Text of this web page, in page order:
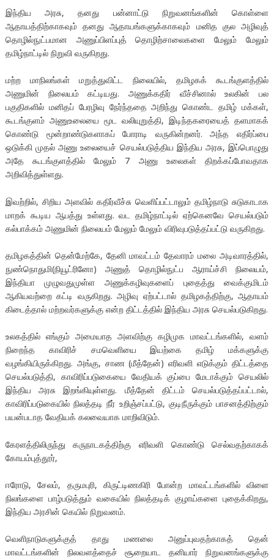
இந்திய அரசு, தனது பன்னாட்டு நிறுவனங்களின் கொள்ளை
ஆதாயத்திற்காகவும் தனது ஆதாயங்களுக்காகவும் மனித குல அழிவுத்
தொழில்நுட்பமான அணுப்பிளப்புத் தொழிற்சாலைகளை மேலும் மேலும்
தமிழ்நாட்டில் நிறுவி வருகிறது.
மற்ற மாநிலங்கள் மறுத்துவிட்ட நிலையில், தமிழகக் கூடங்குளத்தில்
அணுமின் நிலையம் கட்டியது. அணுக்கதிர் வீச்சினால் உலகின் பல
பகுதிகளில் மனிதப் பேரழிவு நேர்ந்ததை அறிந்து கொண்ட தமிழ் மக்கள்,
கூடங்குளம் அணுஉலையை மூட வலியுறுத்தி, இடிந்தகரையைத் தளமாகக்
கொண்டு மூன்றாண்டுகளாகப் போராடி வருகின்றனர். அந்த எதிர்ப்பை
ஒடுக்கி முதல் அணு உலையைச் செயல்படுத்திய இந்திய அரசு, இப்பொழுது
அதே கூடங்குளத்தில் மேலும் 7 அணு உலைகள் திறக்கப்போவதாக
அறிவித்துள்ளது.
இவற்றில், சிறிய அளவில் கதிர்வீச்சு வெளிப்பட்டாலும் தமிழ்நாடு சுடுகாடாக
மாறக் கூடிய ஆபத்து உள்ளது. வட தமிழ்நாட்டில் ஏற்கெனவே செயல்படும்
கல்பாக்கம் அணுமின் நிலையம் மேலும் மேலும் விரிவுபடுத்தப்பட்டு வருகிறது.
தமிழகத்தின் தென்மேற்கே, தேனி மாவட்டம் தேவாரம் மலை அடிவாரத்தில்,
நுண்நொதுமி(நியூட்ரினோ) அணுத் தொழில்நுட்ப ஆராய்ச்சி நிலையம்,
இந்தியா முழுவதுமுள்ள அணுக்கழிவுகளைப் புதைத்து வைக்குமிடம்
ஆகியவற்றை கட்டி வருகிறது. அழிவு ஏற்பட்டால் தமிழகத்திற்கு, ஆதாயம்
கிடைத்தால் மற்றவர்களுக்கு என்ற திட்டத்தில் இந்திய அரசு செயல்படுகிறது.
உலகத்தில் எங்கும் அமையாத அளவிற்கு கழிமுக மாவட்டங்களில், வளம்
நிறைந்த காவிரிச் சமவெளியை இயற்கை தமிழ் மக்களுக்கு
வழங்கியிருக்கிறது. அங்கு, சாண (மீத்தேன்) எரிவளி எடுக்கும் திட்டத்தை
செயல்படுத்தி, காவிரிப்படுகையை வேதியக் குப்பை மேடாக்கும் செயலில்
இந்திய அரசு இறங்கியுள்ளது. மீத்தேன் திட்டம் செயல்படுத்தப்பட்டால்,
காவிரிப்படுகையில் நிலத்தடி நீர் உறிஞ்சப்பட்டு, குடிநீருக்கும் பாசனத்திற்கும்
பயன்படாத வேதியக் கலவையாக மாறிவிடும்.
கேரளத்திலிருந்து கருநாடகத்திற்கு எரிவளி கொண்டு செல்வதற்காகக்
கோயம்புத்தூர்,
ஈரோடு, சேலம், தருமபுரி, கிருட்டிணகிரி போன்ற மாவட்டங்களில் விளை
நிலங்களை பாழ்படுத்தும் வகையில் நிலத்தடிக் குழாய்களை புதைக்கிறது,
இந்திய அரசின் கெயில் நிறுவனம்.
வெளிநாடுகளுக்குத் தாது மணலை அனுப்புவதற்காகத் தென்
மாவட்டங்களின் நிலவளத்தைச் சூறையாட தனியார் நிறுவனங்களுக்கு